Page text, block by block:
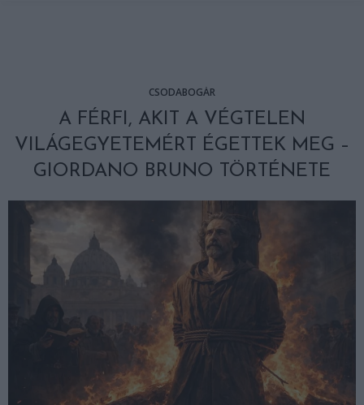
CSODABOGÁR
A FÉRFI, AKIT A VÉGTELEN
VILÁGEGYETEMÉRT ÉGETTEK MEG –
GIORDANO BRUNO TÖRTÉNETE